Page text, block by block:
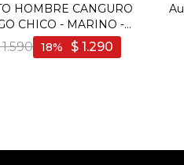
HOMBRE CANGURO
CHICO - MARINO -
Marino
1.590 $ 1.290
18